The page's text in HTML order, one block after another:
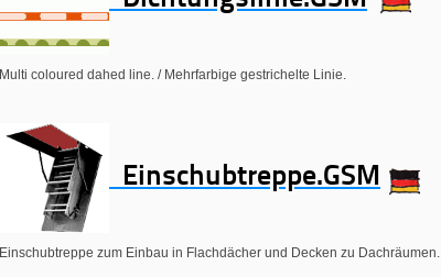
Multi coloured dahed line. / Mehrfarbige gestrichelte Linie.
Einschubtreppe.GSM
Einschubtreppe zum Einbau in Flachdächer und Decken zu Dachräumen.